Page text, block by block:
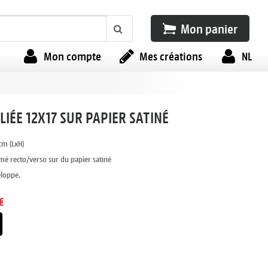
Mon panier
NL
Mes créations
Mon compte
12X17 SUR PAPIER SATINÉ
(LxH)
recto/verso sur du papier satiné